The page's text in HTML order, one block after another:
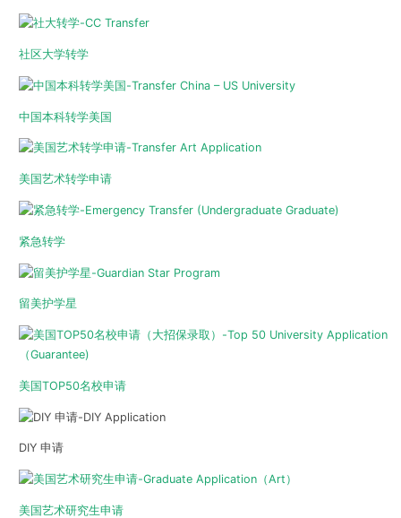
社区大学转学
中国本科转学美国
美国艺术转学申请
紧急转学
留美护学星
美国TOP50名校申请
DIY 申请
美国艺术研究生申请